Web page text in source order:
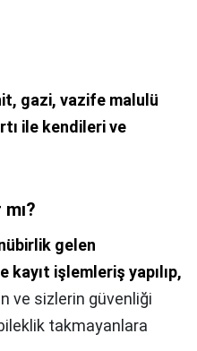
gazi, vazife malulü
ile kendileri ve
gelen
işlemleriş yapılıp,
ve sizlerin güvenliği
takmayanlara